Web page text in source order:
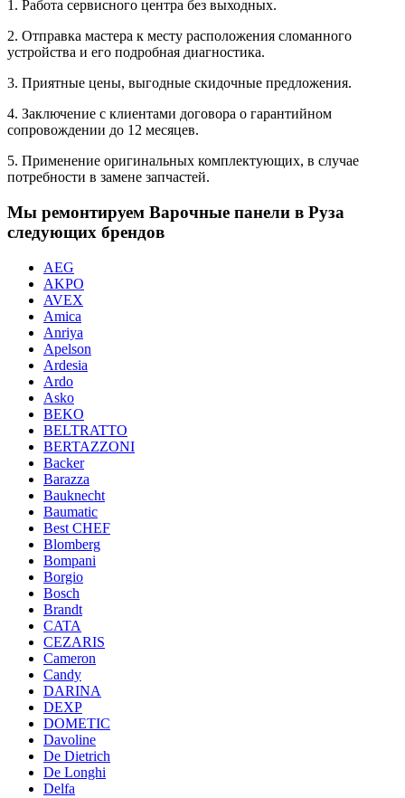
1. Работа сервисного центра без выходных.
2. Отправка мастера к месту расположения сломанного
устройства и его подробная диагностика.
3. Приятные цены, выгодные скидочные предложения.
4. Заключение с клиентами договора о гарантийном
сопровождении до 12 месяцев.
5. Применение оригинальных комплектующих, в случае
потребности в замене запчастей.
Мы ремонтируем Варочные панели в Руза
следующих брендов
AEG
AKPO
AVEX
Amica
Anriya
Apelson
Ardesia
Ardo
Asko
BEKO
BELTRATTO
BERTAZZONI
Backer
Barazza
Bauknecht
Baumatic
Best CHEF
Blomberg
Bompani
Borgio
Bosch
Brandt
CATA
CEZARIS
Cameron
Candy
DARINA
DEXP
DOMETIC
Davoline
De Dietrich
De Longhi
Delfa